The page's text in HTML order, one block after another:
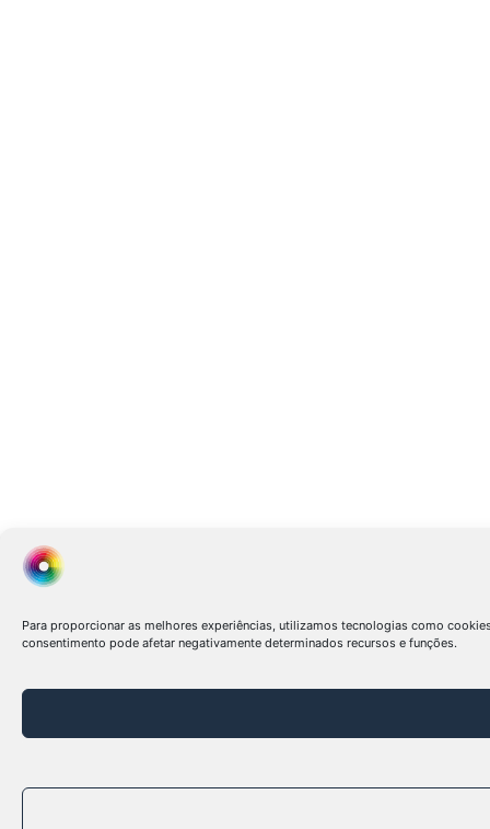
Para proporcionar as melhores experiências, utilizamos tecnologias como
consentimento pode afetar negativamente determinados recursos e funções.